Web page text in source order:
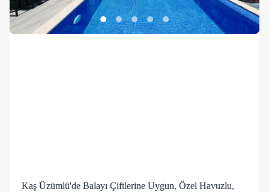
Kaş Üzümlü'de Balayı Çiftlerine Uygun, Özel Havuzlu,